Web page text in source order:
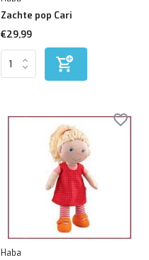
Zachte pop Cari
€29,99
Haba